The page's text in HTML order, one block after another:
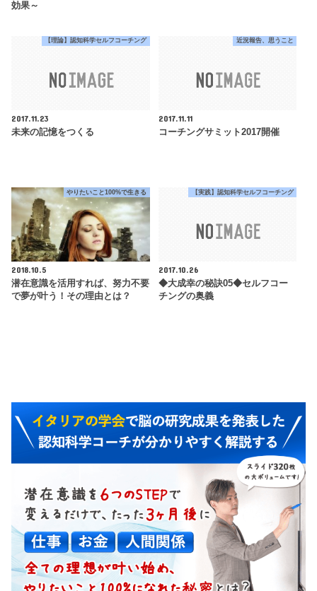
効果～
【理論】認知科学セルフコーチング
2017.11.23
未来の記憶をつくる
近況報告、思うこと
2017.11.11
コーチングサミット2017開催
やりたいこと100%で生きる
2018.10.5
潜在意識を活用すれば、努力不要
で夢が叶う！その理由とは？
【実践】認知科学セルフコーチング
2017.10.26
◆大成幸の秘訣05◆セルフコー
チングの奥義